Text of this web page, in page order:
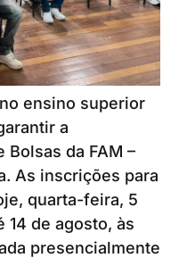
ensino superior
a
Bolsas da FAM –
As inscrições para
quarta-feira, 5
14 de agosto, às
presencialmente